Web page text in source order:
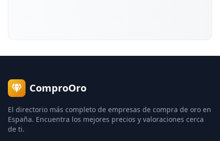
ComproOro
El directorio más completo de empresas de compra de oro en
España. Encuentra los mejores precios y valoraciones cerca
de ti.